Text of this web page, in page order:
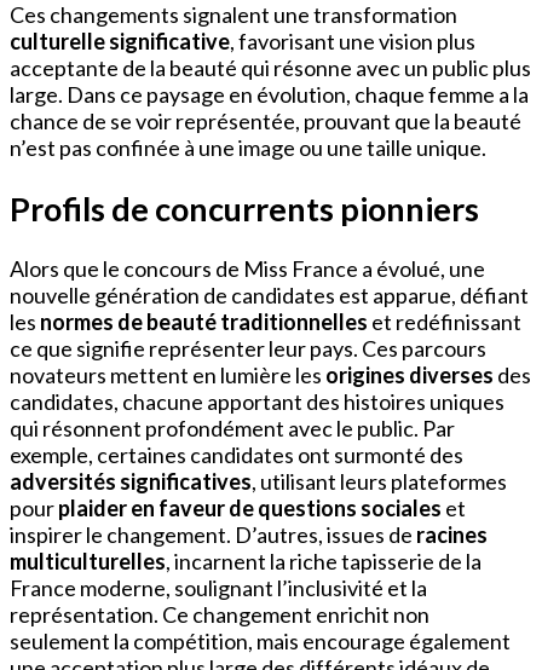
Ces changements signalent une transformation
culturelle significative, favorisant une vision plus
acceptante de la beauté qui résonne avec un public plus
large. Dans ce paysage en évolution, chaque femme a la
chance de se voir représentée, prouvant que la beauté
n’est pas confinée à une image ou une taille unique.
Profils de concurrents pionniers
Alors que le concours de Miss France a évolué, une
nouvelle génération de candidates est apparue, défiant
les normes de beauté traditionnelles et redéfinissant
ce que signifie représenter leur pays. Ces parcours
novateurs mettent en lumière les origines diverses des
candidates, chacune apportant des histoires uniques
qui résonnent profondément avec le public. Par
exemple, certaines candidates ont surmonté des
adversités significatives, utilisant leurs plateformes
pourplaider en faveur de questions sociales et
inspirer le changement. D’autres, issues de racines
multiculturelles, incarnent la riche tapisserie de la
France moderne, soulignant l’inclusivité et la
représentation. Ce changement enrichit non
seulement la compétition, mais encourage également